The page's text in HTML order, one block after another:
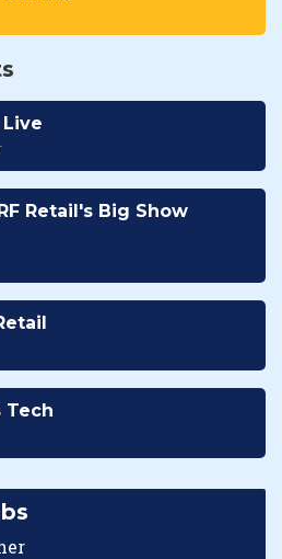
Retail's Big Show
Tech